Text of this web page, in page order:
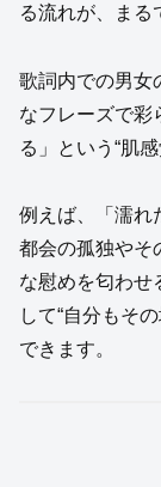
る流れが、まる
歌詞内での男女
なフレーズで彩
る」という“肌
例えば、「濡れ
都会の孤独やそ
な慰めを匂わせ
して“自分もそ
できます。